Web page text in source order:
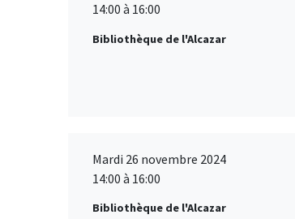
14:00 à 16:00
Bibliothèque de l'Alcazar
Mardi 26 novembre 2024
14:00 à 16:00
Bibliothèque de l'Alcazar